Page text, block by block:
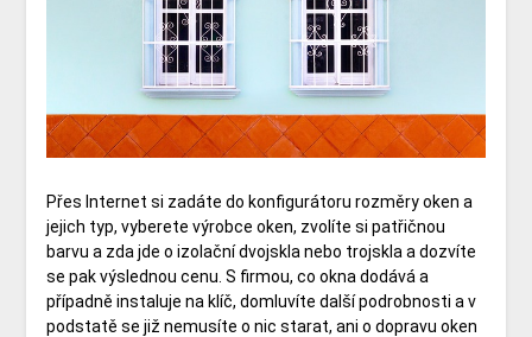
Přes Internet si zadáte do konfigurátoru rozměry oken a
jejich typ, vyberete výrobce oken, zvolíte si patřičnou
barvu a zda jde o izolační dvojskla nebo trojskla a dozvíte
se pak výslednou cenu. S firmou, co okna dodává a
případně instaluje na klíč, domluvíte další podrobnosti a v
podstatě se již nemusíte o nic starat, ani o dopravu oken